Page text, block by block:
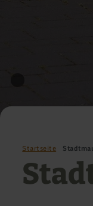
Startseite